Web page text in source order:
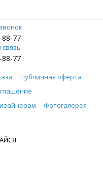
88-77
88-77
Публичная оферта
Фотогалерея